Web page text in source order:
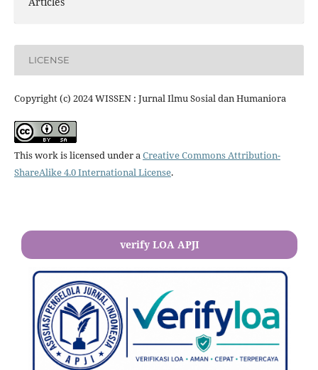
LICENSE
Copyright (c) 2024 WISSEN : Jurnal Ilmu Sosial dan Humaniora
This work is licensed under a Creative Commons Attribution-
ShareAlike 4.0 International License.
verify LOA APJI